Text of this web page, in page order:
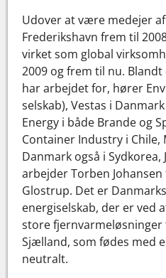
Udover at være medejer af
Frederikshavn frem til
virket som global
2009 og frem til nu.
har arbejdet for, hører
selskab), Vestas i
Energy i både Brande og
Container Industry i Chile,
Danmark også i Sydkorea,
arbejder Torben
Glostrup. Det er
energiselskab, der er ved
store fjernvarmeløsninger
Sjælland, som fødes med
neutralt.